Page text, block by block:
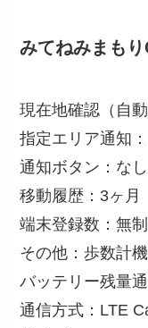
みてねみまも
現在地確認（自
指定エリア通知
通知ボタン：なし
移動履歴：3ヶ月
端末登録数：無
その他：歩数計
バッテリー残量
通信方式：LTE